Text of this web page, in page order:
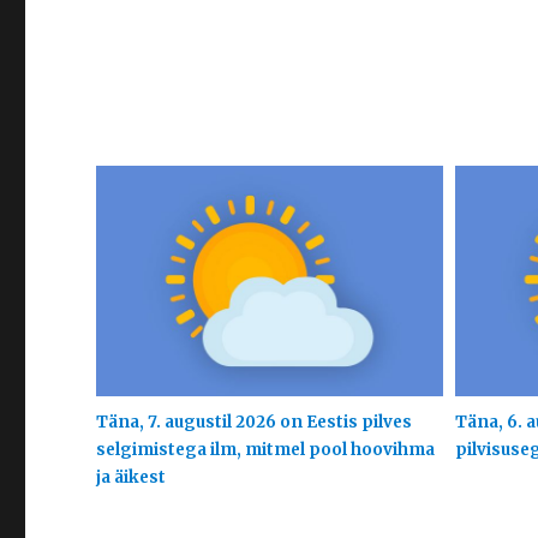
Täna, 7. augustil 2026 on Eestis pilves
selgimistega ilm, mitmel pool hoovihma
ja äikest
Täna, 6.